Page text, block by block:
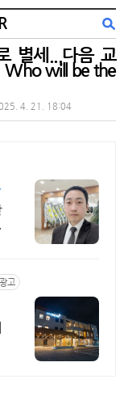
별세...다음 교
Who will be the
4. 21. 18:04
광고